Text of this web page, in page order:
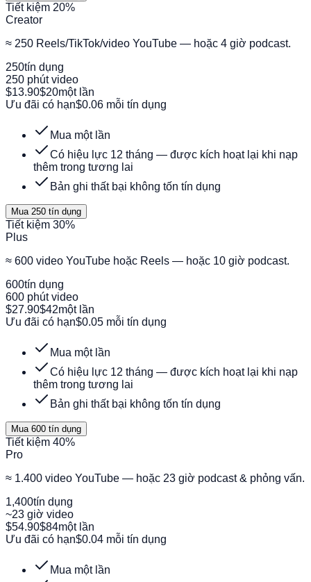
Tiết kiệm 20%
Creator
≈ 250 Reels/TikTok/video YouTube — hoặc 4 giờ podcast.
250tín dụng
250 phút video
$13.90$20một lần
Ưu đãi có hạn$0.06 mỗi tín dụng
Mua một lần
Có hiệu lực 12 tháng — được kích hoạt lại khi nạp
thêm trong tương lai
Bản ghi thất bại không tốn tín dụng
Mua 250 tín dụng
Tiết kiệm 30%
Plus
≈ 600 video YouTube hoặc Reels — hoặc 10 giờ podcast.
600tín dụng
600 phút video
$27.90$42một lần
Ưu đãi có hạn$0.05 mỗi tín dụng
Mua một lần
Có hiệu lực 12 tháng — được kích hoạt lại khi nạp
thêm trong tương lai
Bản ghi thất bại không tốn tín dụng
Mua 600 tín dụng
Tiết kiệm 40%
Pro
≈ 1.400 video YouTube — hoặc 23 giờ podcast & phỏng vấn.
1,400tín dụng
~23 giờ video
$54.90$84một lần
Ưu đãi có hạn$0.04 mỗi tín dụng
Mua một lần